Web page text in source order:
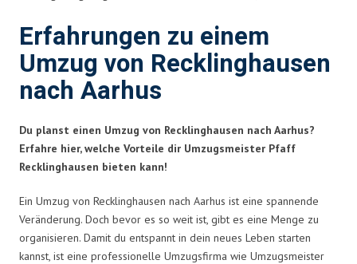
Erfahrungen zu einem
Umzug von Recklinghausen
nach Aarhus
Du planst einen Umzug von Recklinghausen nach Aarhus?
Erfahre hier, welche Vorteile dir Umzugsmeister Pfaff
Recklinghausen bieten kann!
Ein Umzug von Recklinghausen nach Aarhus ist eine spannende
Veränderung. Doch bevor es so weit ist, gibt es eine Menge zu
organisieren. Damit du entspannt in dein neues Leben starten
kannst, ist eine professionelle Umzugsfirma wie Umzugsmeister